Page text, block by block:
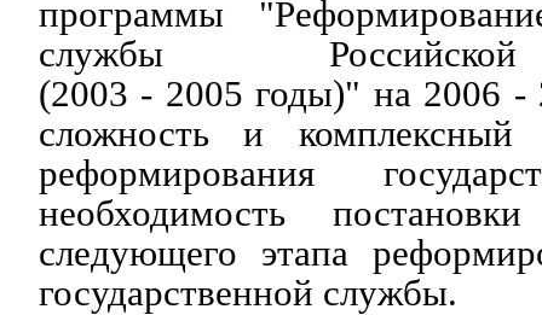
программы
службы
(2003 - 2005 годы)" на 2006 -
сложность и комплексный
реформирования
необходимость
следующего этапа
государственной службы.